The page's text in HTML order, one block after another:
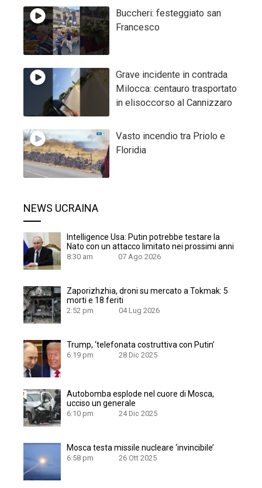
Buccheri: festeggiato san
Francesco
Grave incidente in contrada
Milocca: centauro trasportato
in elisoccorso al Cannizzaro
Vasto incendio tra Priolo e
Floridia
NEWS UCRAINA
Intelligence Usa: Putin potrebbe testare la
Nato con un attacco limitato nei prossimi anni
8:30 am 07 Ago 2026
Zaporizhzhia, droni su mercato a Tokmak: 5
morti e 18 feriti
2:52 pm 04 Lug 2026
Trump, ‘telefonata costruttiva con Putin’
6:19 pm 28 Dic 2025
Autobomba esplode nel cuore di Mosca,
ucciso un generale
6:10 pm 24 Dic 2025
Mosca testa missile nucleare ‘invincibile’
6:58 pm 26 Ott 2025